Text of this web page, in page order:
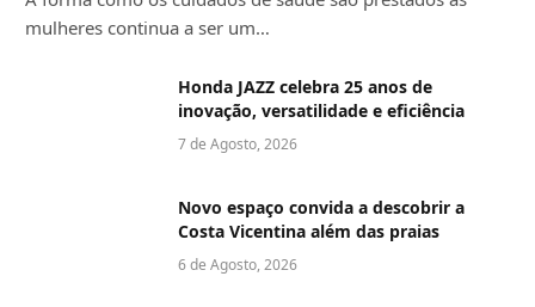
mulheres continua a ser um…
Honda JAZZ celebra 25 anos de
inovação, versatilidade e eficiência
7 de Agosto, 2026
Novo espaço convida a descobrir a
Costa Vicentina além das praias
6 de Agosto, 2026